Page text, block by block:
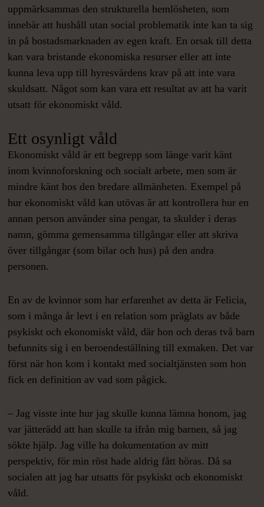
uppmärksammas den strukturella hemlösheten, som
innebär att hushåll utan social problematik inte kan ta sig
in på bostadsmarknaden av egen kraft. En orsak till detta
kan vara bristande ekonomiska resurser eller att inte
kunna leva upp till hyresvärdens krav på att inte vara
skuldsatt. Något som kan vara ett resultat av att ha varit
utsatt för ekonomiskt våld.
Ett osynligt våld
Ekonomiskt våld är ett begrepp som länge varit känt
inom kvinnoforskning och socialt arbete, men som är
mindre känt hos den bredare allmänheten. Exempel på
hur ekonomiskt våld kan utövas är att kontrollera hur en
annan person använder sina pengar, ta skulder i deras
namn, gömma gemensamma tillgångar eller att skriva
över tillgångar (som bilar och hus) på den andra
personen.
En av de kvinnor som har erfarenhet av detta är Felicia,
som i många år levt i en relation som präglats av både
psykiskt och ekonomiskt våld, där hon och deras två barn
befunnits sig i en beroendeställning till exmaken. Det var
först när hon kom i kontakt med socialtjänsten som hon
fick en definition av vad som pågick.
– Jag visste inte hur jag skulle kunna lämna honom, jag
var jätterädd att han skulle ta ifrån mig barnen, så jag
sökte hjälp. Jag ville ha dokumentation av mitt
perspektiv, för min röst hade aldrig fått höras. Då sa
socialen att jag har utsatts för psykiskt och ekonomiskt
våld.